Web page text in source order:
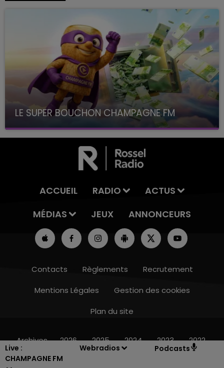
Live :
CHAMPAGNE FM
Webradios Podcasts
16h00 - 20h00
LE SUPER BOUCHON CHAMPAGNE FM
avec La Famille Champagne FM, à 8H10
ACCUEIL RADIO
ACTUS
MÉDIAS
JEUX ANNONCEURS
Contacts Règlements
Recrutement
Mentions Légales
Gestion des cookies
Plan du site
Archives 2026 2025 2024 2023 2022